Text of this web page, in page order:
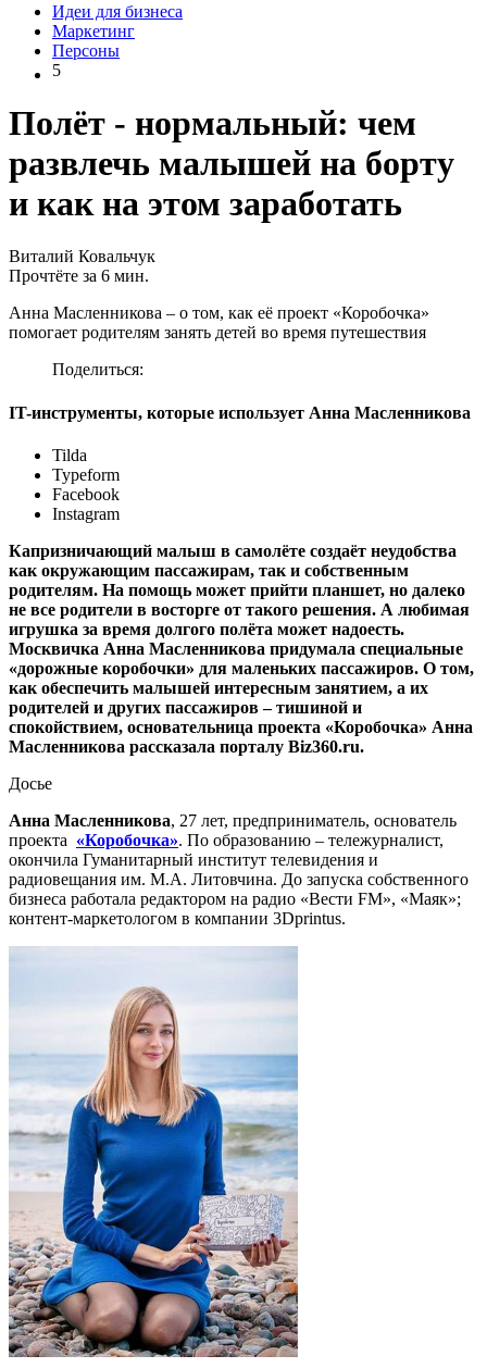
Идеи для бизнеса
Маркетинг
Персоны
5
Полёт - нормальный: чем
развлечь малышей на борту
и как на этом заработать
Виталий Ковальчук
Прочтёте за 6 мин.
Анна Масленникова – о том, как её проект «Коробочка»
помогает родителям занять детей во время путешествия
Поделиться:
IT-инструменты, которые использует Анна Масленникова
Tilda
Typeform
Facebook
Instagram
Капризничающий малыш в самолёте создаёт неудобства
как окружающим пассажирам, так и собственным
родителям. На помощь может прийти планшет, но далеко
не все родители в восторге от такого решения. А любимая
игрушка за время долгого полёта может надоесть.
Москвичка Анна Масленникова придумала специальные
«дорожные коробочки» для маленьких пассажиров. О том,
как обеспечить малышей интересным занятием, а их
родителей и других пассажиров – тишиной и
спокойствием, основательница проекта «Коробочка» Анна
Масленникова рассказала порталу Biz360.ru.
Досье
Анна Масленникова, 27 лет, предприниматель, основатель
проекта «Коробочка». По образованию – тележурналист,
окончила Гуманитарный институт телевидения и
радиовещания им. М.А. Литовчина. До запуска собственного
бизнеса работала редактором на радио «Вести FM», «Маяк»;
контент-маркетологом в компании 3Dprintus.